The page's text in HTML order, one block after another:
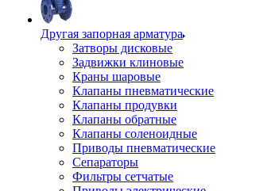
Другая запорная арматура
Затворы дисковые
Задвижки клиновые
Краны шаровые
Клапаны пневматические
Клапаны продувки
Клапаны обратные
Клапаны соленоидные
Приводы пневматические
Сепараторы
Фильтры сетчатые